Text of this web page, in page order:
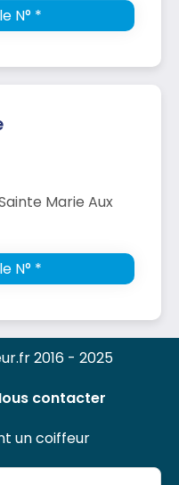
N° *
Marie Aux
N° *
2016 - 2025
contacter
un coiffeur